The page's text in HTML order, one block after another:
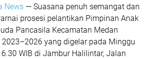
News — Suasana penuh semangat dan
prosesi pelantikan Pimpinan Anak
Pancasila Kecamatan Medan
yang digelar pada Minggu
WIB di Jambur Halilintar, Jalan